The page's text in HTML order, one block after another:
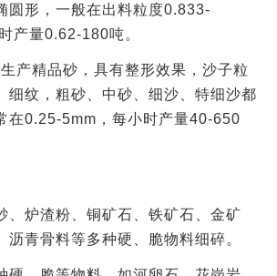
圆形，一般在出料粒度0.833-
产量0.62-180吨。
生产精品砂，具有整形效果，沙子粒
细纹，粗砂、中砂、细沙、特细沙都
在0.25-5mm，每小时产量40-650
、炉渣粉、铜矿石、铁矿石、金矿
沥青骨料等多种硬、脆物料细碎。